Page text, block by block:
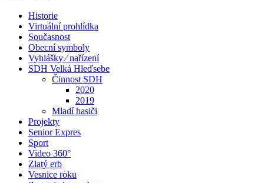
Historie
Virtuální prohlídka
Současnost
Obecní symboly
Vyhlášky ⁄ nařízení
SDH Velká Hleďsebe
Činnost SDH
2020
2019
Mladí hasiči
Projekty
Senior Expres
Sport
Video 360°
Zlatý erb
Vesnice roku